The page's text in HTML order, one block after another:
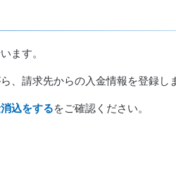
ます。
、請求先からの入金情報を登録し
込をするをご確認ください。